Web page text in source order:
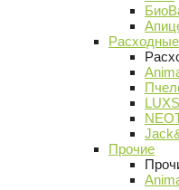
Прочие